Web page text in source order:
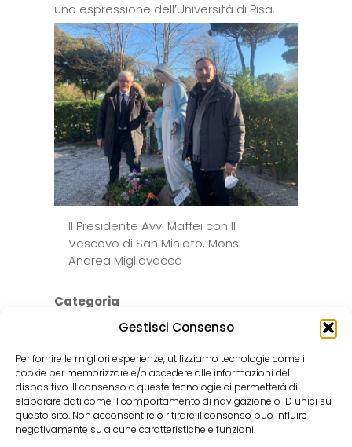
Gestisci Consenso
Per fornire le migliori esperienze, utilizziamo tecnologie come i
cookie per memorizzare e/o accedere alle informazioni del
dispositivo. Il consenso a queste tecnologie ci permetterà di
elaborare dati come il comportamento di navigazione o ID unici su
questo sito. Non acconsentire o ritirare il consenso può influire
negativamente su alcune caratteristiche e funzioni.
uno espressione dell’Università di Pisa.
Il Presidente Avv. Maffei con Il
Vescovo di San Miniato, Mons.
Andrea Migliavacca
Categoria
Copyright ©2022
FONDAZIONE STELLA MARIS